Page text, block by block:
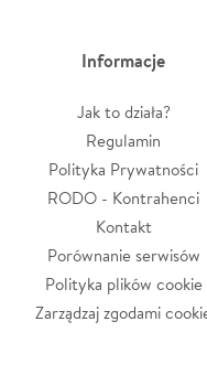
Informacje
Jak to działa?
Regulamin
Polityka Prywatności
RODO - Kontrahenci
Kontakt
Porównanie serwisów
Polityka plików cookie
Zarządzaj zgodami